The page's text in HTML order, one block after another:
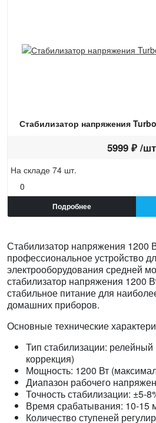
Стабилизатор напряжения
5999 ₽ /шт
На складе 74 шт.
0
Подробнее
Стабилизатор напряжения 1200
профессиональное устройство
электрооборудования средней
стабилизатор напряжения 1200
стабильное питание для
домашних приборов.
Основные технические
Тип стабилизации: релейный
коррекция)
Мощность: 1200 Вт
Диапазон рабочего
Точность стабилизации: ±5-
Время срабатывания: 10-15
Количество ступеней